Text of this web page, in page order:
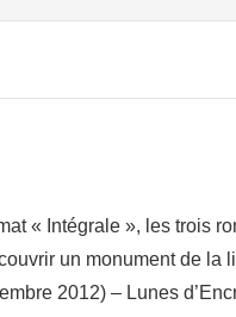
« Intégrale », les trois
un monument de la
2012) – Lunes